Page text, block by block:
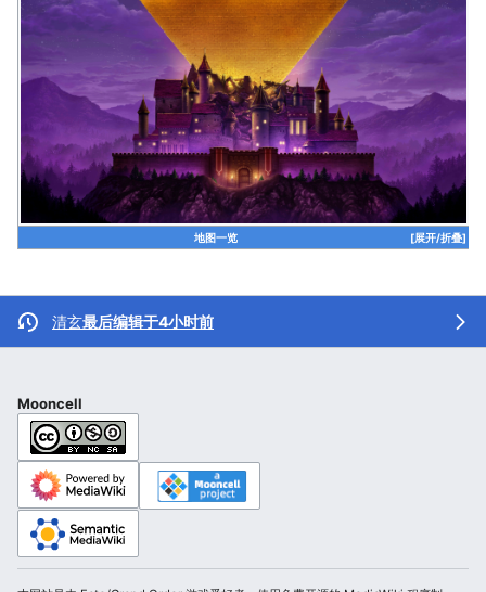
地图一览 [展开/折叠]
清玄最后编辑于4小时前
Mooncell